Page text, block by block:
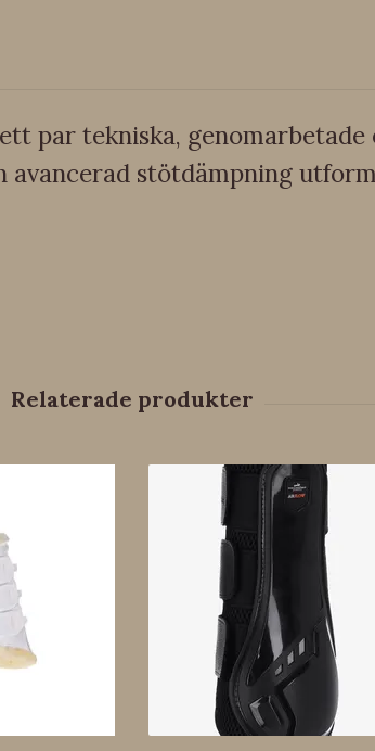
par tekniska,
avancerad stötdämpning